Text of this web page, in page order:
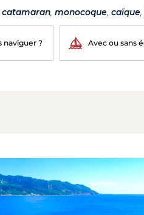
catamaran monocoque caïque